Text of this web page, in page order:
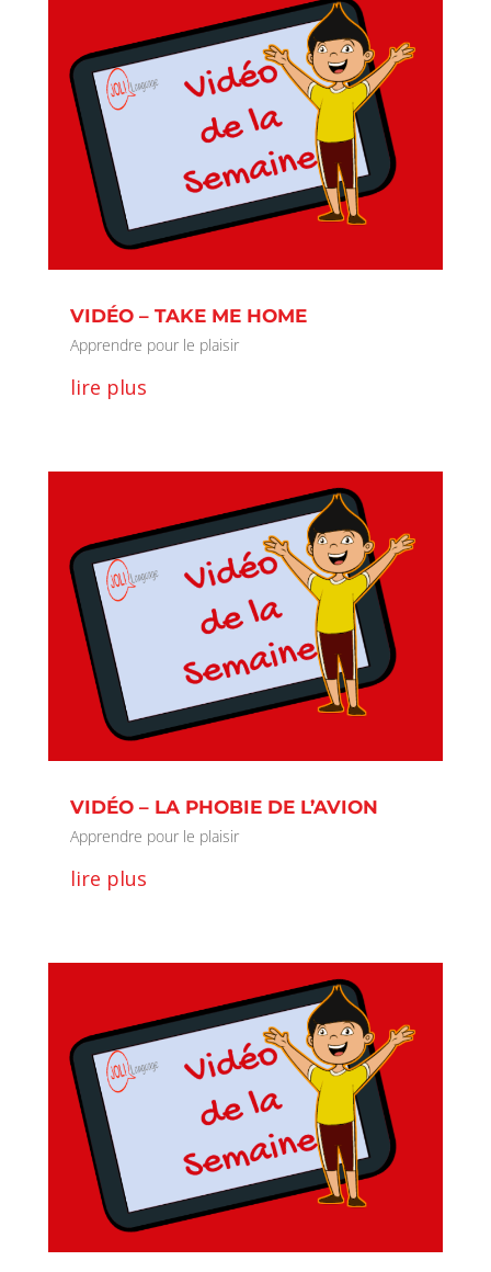
VIDÉO – TAKE ME HOME
Apprendre pour le plaisir
lire plus
VIDÉO – LA PHOBIE DE L’AVION
Apprendre pour le plaisir
lire plus